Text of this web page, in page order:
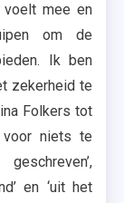
mee en
om de
Ik ben
zekerheid te
Folkers tot
niets te
en ‘uit het